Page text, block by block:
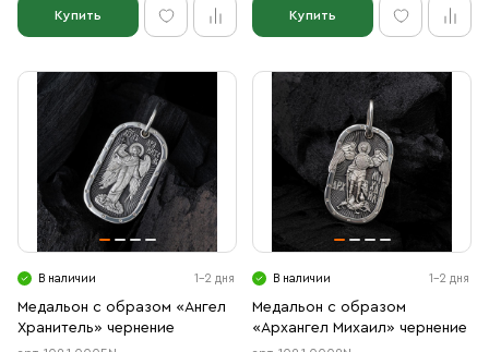
Купить Купить
В наличии 1-2 дня
Медальон с образом «Ангел
Хранитель» чернение
В наличии 1-2 дня
Медальон с образом
«Архангел Михаил» чернение